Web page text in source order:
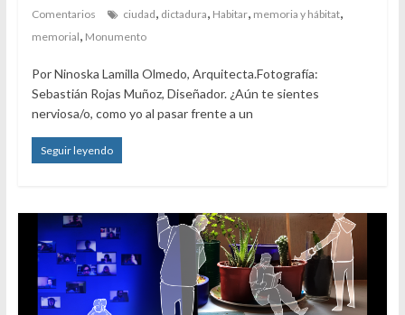
Comentarios
ciudad, dictadura, Habitar, memoria y hábitat,
memorial, Monumento
Por Ninoska Lamilla Olmedo, Arquitecta.Fotografía:
Sebastián Rojas Muñoz, Diseñador. ¿Aún te sientes
nerviosa/o, como yo al pasar frente a un
Seguir leyendo